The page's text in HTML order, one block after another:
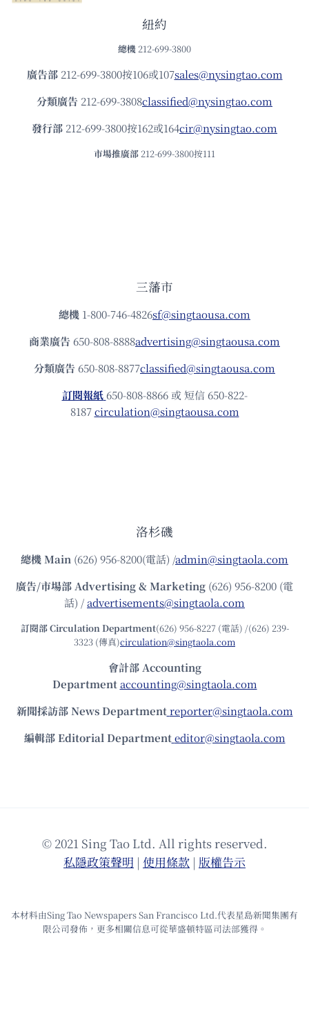
紐約
總機 212-699-3800
廣告部212-699-3800按106或107sales@nysingtao.com
分類廣告 212-699-3808classified@nysingtao.com
發⾏部 212-699-3800按162或164cir@nysingtao.com
市場推廣部 212-699-3800按111
三藩市
總機 1-800-746-4826sf@singtaousa.com
商業廣告 650-808-8888advertising@singtaousa.com
分類廣告 650-808-8877classified@singtaousa.com
訂閱報紙 650-808-8866 或 短信 650-822-
8187circulation@singtaousa.com
洛杉磯
總機Main (626) 956-8200(電話) /admin@singtaola.com
廣告/市場部Advertising & Marketing (626) 956-8200 (電
話) /advertisements@singtaola.com
訂閱部 Circulation Department(626) 956-8227 (電話) /(626) 239-
3323 (傳真)circulation@singtaola.com
會計部 Accounting
Department accounting@singtaola.com
新聞採訪部 News Department reporter@singtaola.com
編輯部 Editorial Department editor@singtaola.com
© 2021 Sing Tao Ltd. All rights reserved.
私隱政策聲明 | 使⽤條款 | 版權告⽰
本材料由Sing Tao Newspapers San Francisco Ltd.代表星島新聞集團有
限公司發佈，更多相關信息可從華盛頓特區司法部獲得。